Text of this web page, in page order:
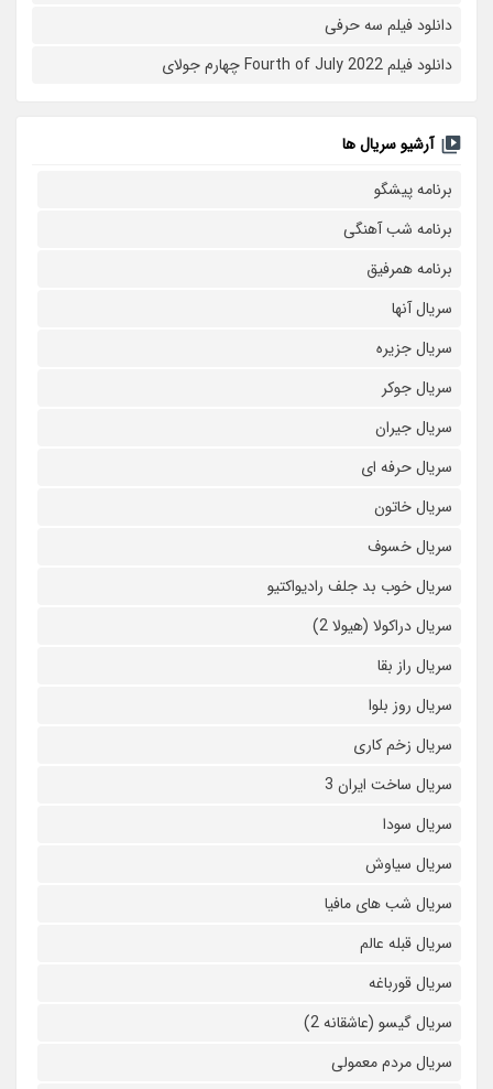
دانلود فیلم سه حرفی
دانلود فیلم Fourth of July 2022 چهارم جولای
آرشیو سریال ها
برنامه پیشگو
برنامه شب آهنگی
برنامه همرفیق
سریال آنها
سریال جزیره
سریال جوکر
سریال جیران
سریال حرفه ای
سریال خاتون
سریال خسوف
سریال خوب بد جلف رادیواکتیو
سریال دراکولا (هیولا 2)
سریال راز بقا
سریال روز بلوا
سریال زخم کاری
سریال ساخت ایران 3
سریال سودا
سریال سیاوش
سریال شب های مافیا
سریال قبله عالم
سریال قورباغه
سریال گیسو (عاشقانه 2)
سریال مردم معمولی